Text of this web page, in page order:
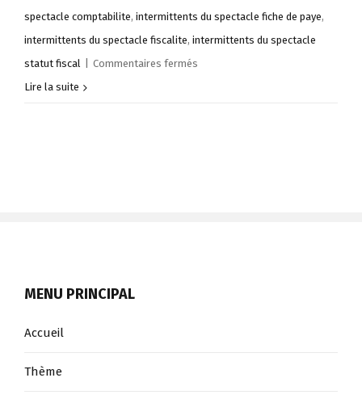
spectacle comptabilite, intermittents du spectacle fiche de paye,
intermittents du spectacle fiscalite, intermittents du spectacle
statut fiscal
Commentaires fermés
Lire la suite
MENU PRINCIPAL
Accueil
Thème